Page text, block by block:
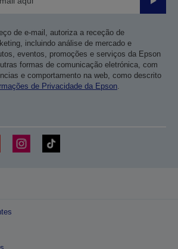
Enviar
de e-mail, autoriza a receção de
incluindo análise de mercado e
eventos, promoções e serviços da Epson
formas de comunicação eletrónica, com
e comportamento na web, como descrito
de Privacidade da Epson.